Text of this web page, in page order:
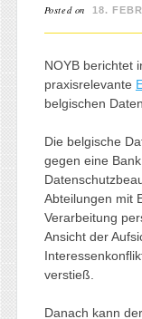
Posted on 18.
NOYB berichtet
praxisrelevante
belgischen
Die belgische
gegen eine
Abteilungen mit
Verarbeitung
Ansicht der
verstieß.
Danach kann